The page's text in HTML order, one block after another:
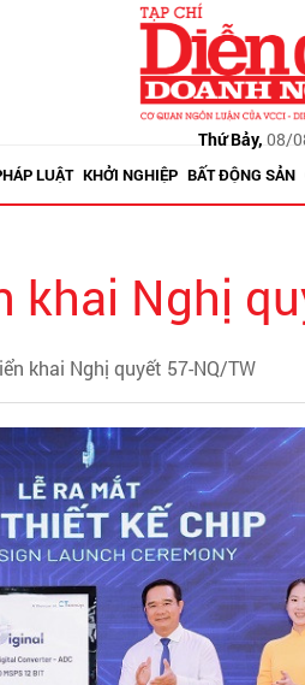
Thứ Bảy, 08/
LUẬT KHỞI NGHIỆP BẤT ĐỘNG SẢN
khai Nghị
khai Nghị quyết 57-NQ/TW